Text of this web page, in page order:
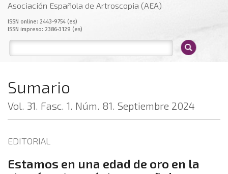
Asociación Española de Artroscopia (AEA)
ISSN online: 2443-9754 (es)
ISSN impreso: 2386-3129 (es)
Sumario
Vol. 31. Fasc. 1. Núm. 81. Septiembre 2024
EDITORIAL
Estamos en una edad de oro en la